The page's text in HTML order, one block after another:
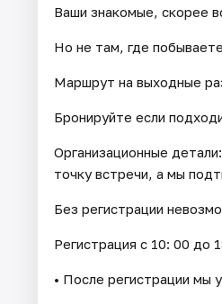
Ваши знакомые, скорее
Но не там, где
Маршрут на выходные
Бронируйте если
Организационные
точку встречи, а мы
Без регистрации
Регистрация с 10: 00 до
• После регистрации мы